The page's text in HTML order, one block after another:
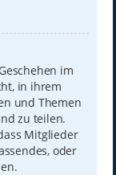
im
in ihrem
und Themen
zu teilen.
Mitglieder
oder